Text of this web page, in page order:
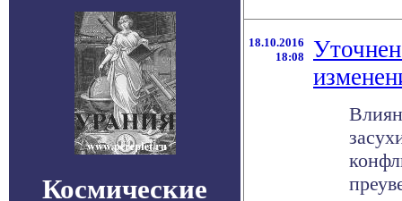
Космические
18.10.2016
18:08